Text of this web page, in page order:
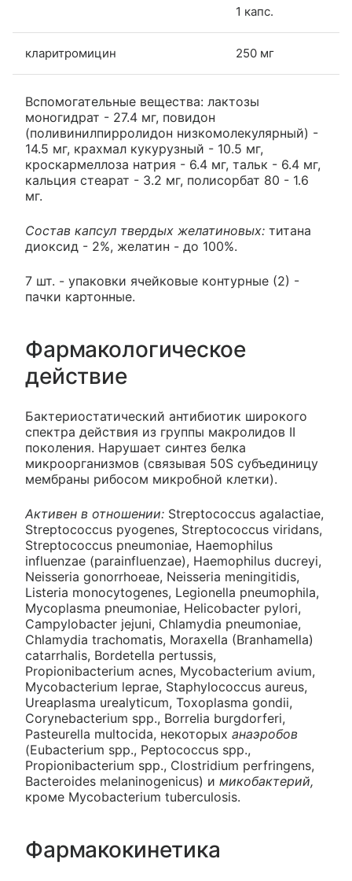
1 капс.
кларитромицин 250 мг
Вспомогательные вещества: лактозы
моногидрат - 27.4 мг, повидон
(поливинилпирролидон низкомолекулярный) -
14.5 мг, крахмал кукурузный - 10.5 мг,
кроскармеллоза натрия - 6.4 мг, тальк - 6.4 мг,
кальция стеарат - 3.2 мг, полисорбат 80 - 1.6
мг.
Состав капсул твердых желатиновых: титана
диоксид - 2%, желатин - до 100%.
7 шт. - упаковки ячейковые контурные (2) -
пачки картонные.
Фармакологическое
действие
Бактериостатический антибиотик широкого
спектра действия из группы макролидов II
поколения. Нарушает синтез белка
микроорганизмов (связывая 50S субъединицу
мембраны рибосом микробной клетки).
Активен в отношении: Streptococcus agalactiae,
Streptococcus pyogenes, Streptococcus viridans,
Streptococcus pneumoniae, Haemophilus
influenzae (parainfluenzae), Haemophilus ducreyi,
Neisseria gonorrhoeae, Neisseria meningitidis,
Listeria monocytogenes, Legionella pneumophila,
Mycoplasma pneumoniae, Helicobacter pylori,
Campylobacter jejuni, Chlamydia pneumoniae,
Chlamydia trachomatis, Moraxella (Branhamella)
catarrhalis, Bordetella pertussis,
Propionibacterium acnes, Mycobacterium avium,
Mycobacterium leprae, Staphylococcus aureus,
Ureaplasma urealyticum, Toxoplasma gondii,
Corynebacterium spp., Borrelia burgdorferi,
Pasteurella multocida, некоторых анаэробов
(Eubacterium spp., Peptococcus spp.,
Propionibacterium spp., Clostridium perfringens,
Bacteroides melaninogenicus) и микобактерий,
кроме Mycobacterium tuberculosis.
Фармакокинетика